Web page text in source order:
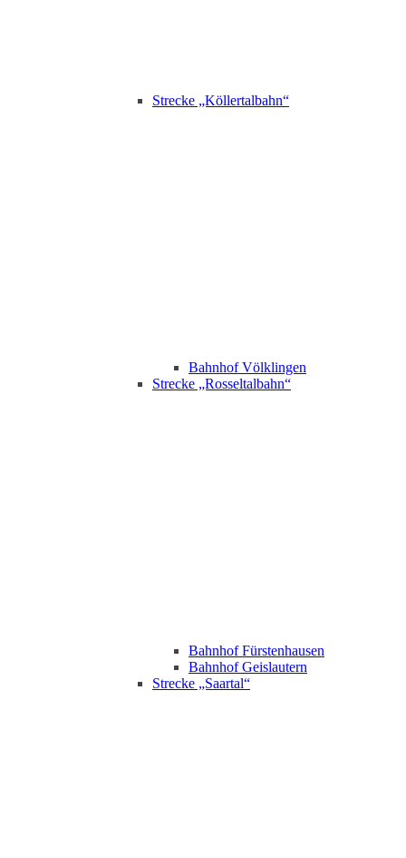
Strecke „Köllertalbahn“
Bahnhof Völklingen
Strecke „Rosseltalbahn“
Bahnhof Fürstenhausen
Bahnhof Geislautern
Strecke „Saartal“